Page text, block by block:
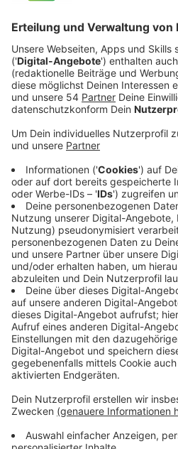
Veröffentlicht:
Anzeige
Durch den dichten Nebel ist
Bohrinsel komplett von der
Denn auch die Kommunikation
nicht mehr möglich. Heftige
eine Rettung ist nicht in Sicht
werden langsam knapp.
muss dafür Sorge tragen, dass
der Crew nicht eskalieren,
bedrohlicher.
Streaming-Dienst: Amazon
Anzeige